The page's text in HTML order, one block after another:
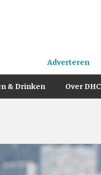
Adverteren
& Drinken Over DHC